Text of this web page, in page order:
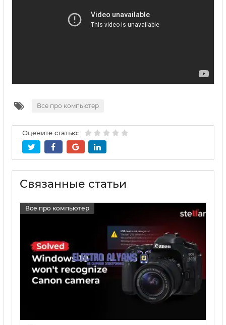
Все про компьютер
Оцените статью:
Связанные статьи
Все про компьютер